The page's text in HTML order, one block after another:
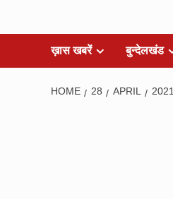
ख़ास खबरें बुन्देलखंड
HOME 28 APRIL 2021